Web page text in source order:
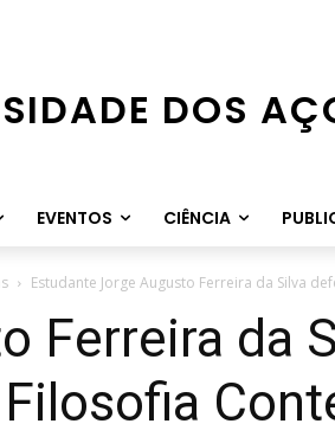
DOS
EVENTOS CIÊNCIA
Estudante Jorge Augusto Ferreira da Silva
Ferreira da